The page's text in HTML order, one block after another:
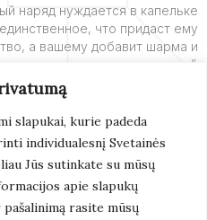
slapukai, kurie padeda
individualesnį Svetainės
Jūs sutinkate su mūsų
apie slapukų
rasite mūsų
t
a
g
r
a
m
наряд нуждается в капельке
что придаст ему
а вашему добавит шарма и
очарования”.
Подробнее